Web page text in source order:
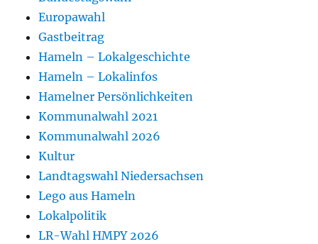
Europawahl
Gastbeitrag
Hameln – Lokalgeschichte
Hameln – Lokalinfos
Hamelner Persönlichkeiten
Kommunalwahl 2021
Kommunalwahl 2026
Kultur
Landtagswahl Niedersachsen
Lego aus Hameln
Lokalpolitik
LR-Wahl HMPY 2026